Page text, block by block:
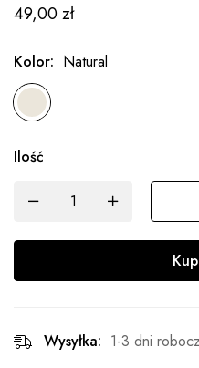
49,00zł
Kolor: Natural
Ilość
Wysyłka: 1-3 dni